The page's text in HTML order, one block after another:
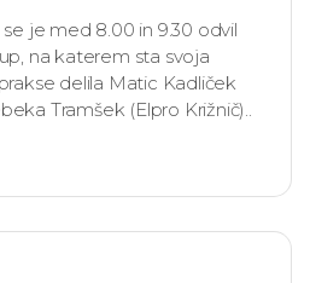
je med 8.00 in 9.30 odvil
na katerem sta svoja
delila Matic Kadliček
Tramšek (Elpro Križnič)..